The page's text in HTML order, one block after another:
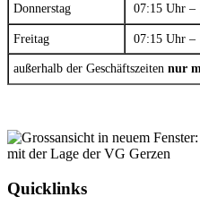
Donnerstag 07:15 Uhr –
Freitag 07:15 Uhr –
außerhalb der Geschäftszeiten nur
Quicklinks